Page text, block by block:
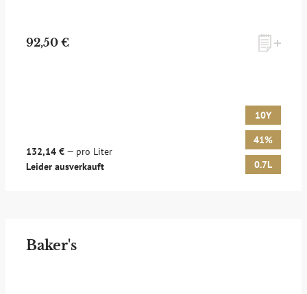
92,50 €
132,14 € — pro Liter
Leider ausverkauft
10Y
41%
0.7L
Baker's
Möchten Sie ein für Newsletter-Abonnenten exklusives
auf dem Laufenden gehalten werden? Dann melden Sie sich